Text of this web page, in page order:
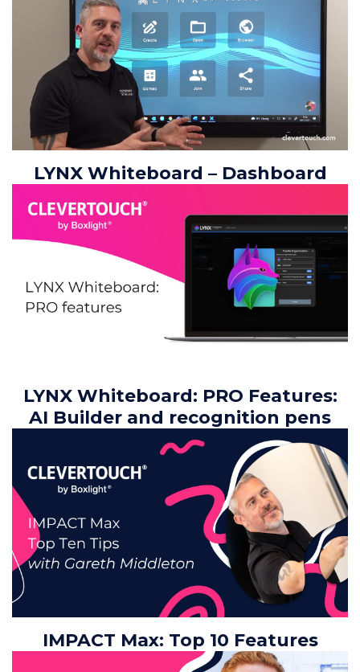
LYNX Whiteboard – Dashboard
LYNX Whiteboard: PRO Features:
AI Builder and recognition pens
IMPACT Max: Top 10 Features